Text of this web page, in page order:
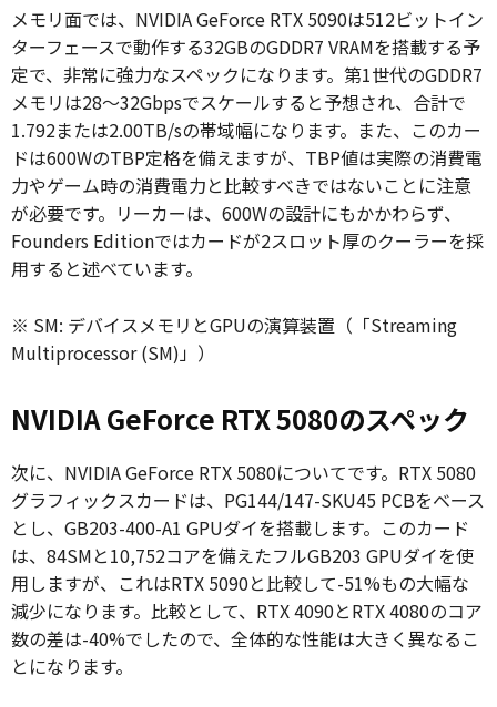
メモリ面では、NVIDIA GeForce RTX 5090は512ビットイン
ターフェースで動作する32GBのGDDR7 VRAMを搭載する予
定で、非常に強力なスペックになります。第1世代のGDDR7
メモリは28～32Gbpsでスケールすると予想され、合計で
1.792または2.00TB/sの帯域幅になります。また、このカー
ドは600WのTBP定格を備えますが、TBP値は実際の消費電
力やゲーム時の消費電力と比較すべきではないことに注意
が必要です。リーカーは、600Wの設計にもかかわらず、
Founders Editionではカードが2スロット厚のクーラーを採
用すると述べています。
※ SM: デバイスメモリとGPUの演算装置（「Streaming
Multiprocessor (SM)」）
NVIDIA GeForce RTX 5080のスペック
次に、NVIDIA GeForce RTX 5080についてです。RTX 5080
グラフィックスカードは、PG144/147-SKU45 PCBをベース
とし、GB203-400-A1 GPUダイを搭載します。このカード
は、84SMと10,752コアを備えたフルGB203 GPUダイを使
用しますが、これはRTX 5090と比較して-51%もの大幅な
減少になります。比較として、RTX 4090とRTX 4080のコア
数の差は-40%でしたので、全体的な性能は大きく異なるこ
とになります。